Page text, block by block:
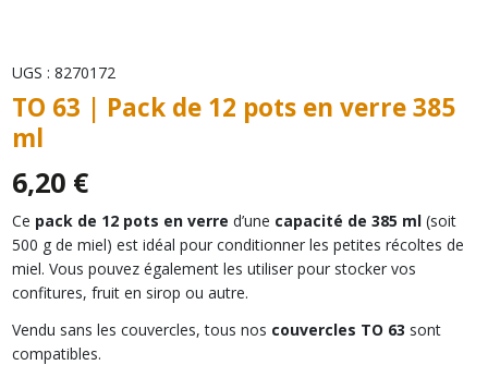
UGS : 8270172
TO 63 | Pack de 12 pots en verre 385
ml
6,20 €
Ce pack de 12 pots en verre d’une capacité de 385 ml(soit
500 g de miel) est idéal pour conditionner les petites récoltes de
miel. Vous pouvez également les utiliser pour stocker vos
confitures, fruit en sirop ou autre.
Vendu sans les couvercles, tous nos couvercles TO 63 sont
compatibles.